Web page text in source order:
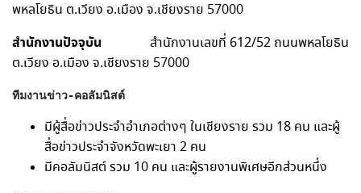
พหลโยธิน ต.เวียง อ.เมือง จ.เชียงราย 57000
สำนักงานปัจจุบัน สำนักงานเลขที่ 612/52 ถนนพหลโยธิน
ต.เวียง อ.เมือง จ.เชียงราย 57000
ทีมงานข่าว-คอลัมนิสต์
มีผู้สื่อข่าวประจำอำเภอต่างๆ ในเชียงราย รวม 18 คน และผู้
สื่อข่าวประจำจังหวัดพะเยา 2 คน
มีคอลัมนิสต์ รวม 10 คน และผู้รายงานพิเศษอีกส่วนหนึ่ง